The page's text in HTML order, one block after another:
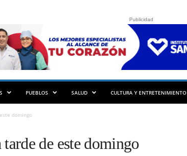
Publicidad
PUEBLOS SALUD CULTURA Y ENTRETENIMIENTO
domingo
de este domingo